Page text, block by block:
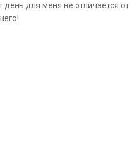
день для меня не отличается от